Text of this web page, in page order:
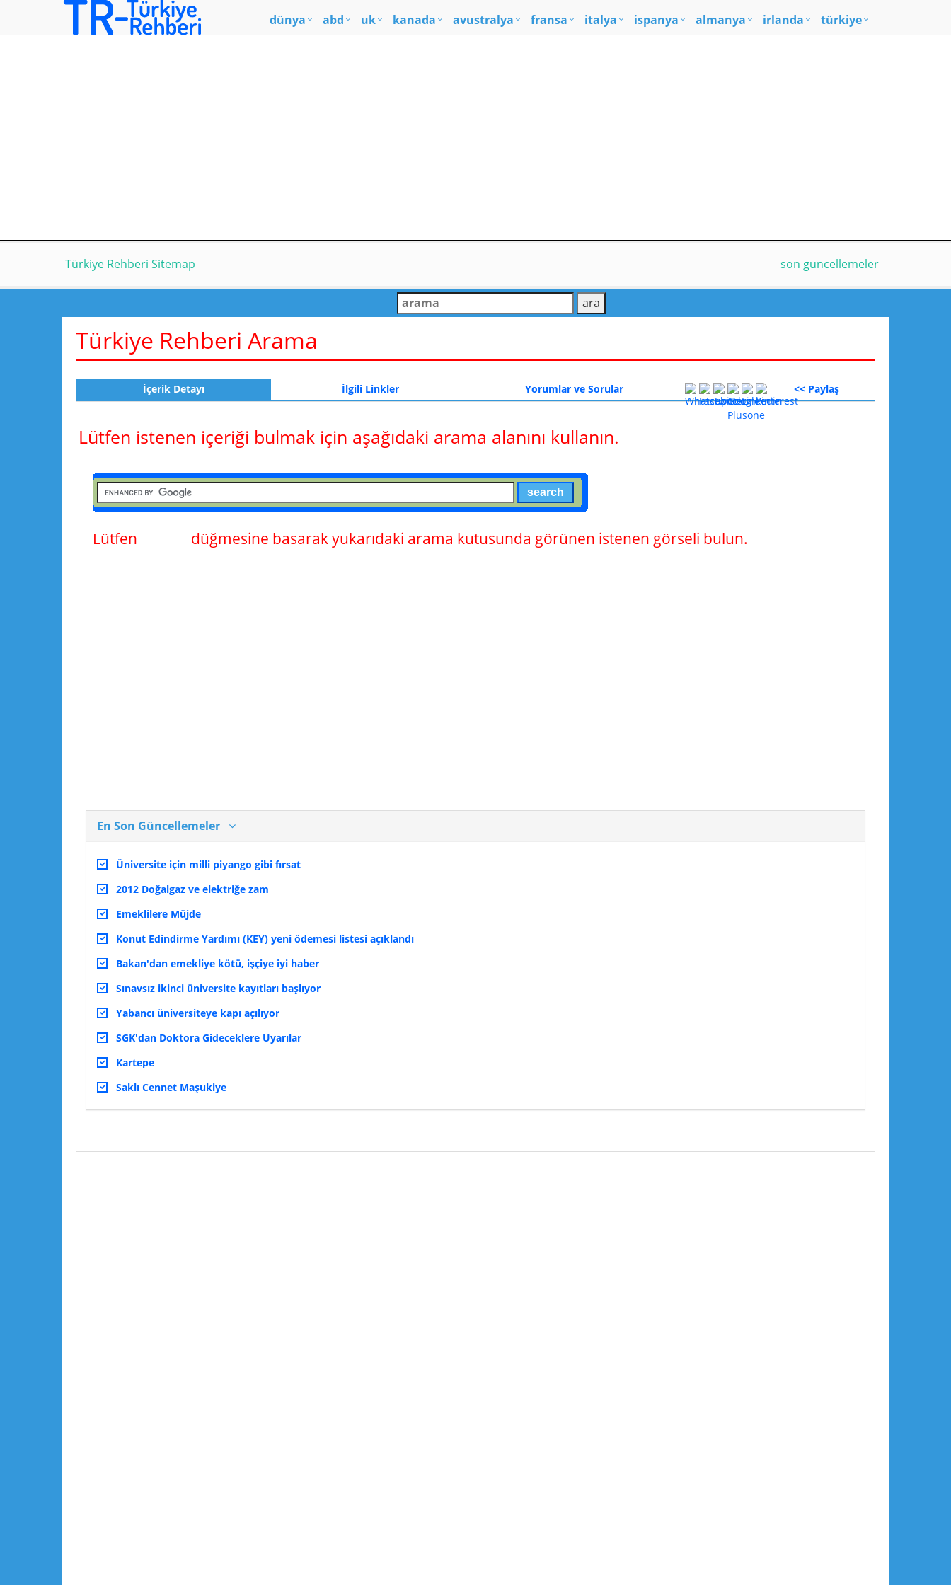
dünya abd uk kanada avustralya fransa italya ispanya almanya irlanda türkiye
Türkiye Rehberi Sitemap son guncellemeler
Türkiye Rehberi Arama
İçerik Detayı İlgili Linkler Yorumlar ve Sorular << Paylaş
Lütfen istenen içeriği bulmak için aşağıdaki arama alanını kullanın.
Lütfen düğmesine basarak yukarıdaki arama kutusunda görünen istenen görseli bulun.
En Son Güncellemeler
Üniversite için milli piyango gibi fırsat
2012 Doğalgaz ve elektriğe zam
Emeklilere Müjde
Konut Edindirme Yardımı (KEY) yeni ödemesi listesi açıklandı
Bakan'dan emekliye kötü, işçiye iyi haber
Sınavsız ikinci üniversite kayıtları başlıyor
Yabancı üniversiteye kapı açılıyor
SGK'dan Doktora Gideceklere Uyarılar
Kartepe
Saklı Cennet Maşukiye